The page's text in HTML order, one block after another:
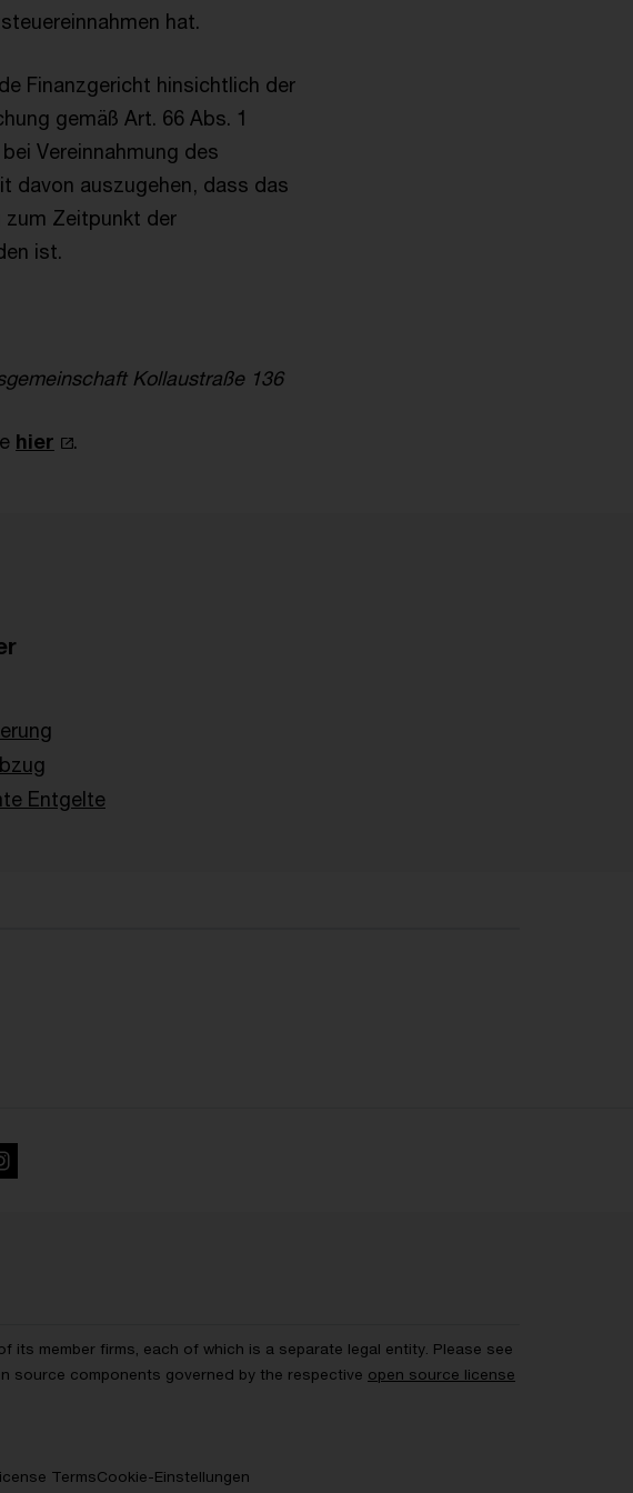
hat.
Finanzgericht hinsichtlich der
gemäß Art. 66 Abs. 1
Vereinnahmung des
davon auszugehen, dass das
Zeitpunkt der
ist.
Kollaustraße 136
hier .
Entgelte
member firms, each of which is a separate legal entity. Please see
source components governed by the respective open source license
TermsCookie-Einstellungen